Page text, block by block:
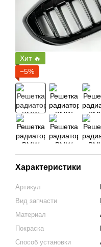
Хит 🔥
−5%
Характеристики
Артикул
Вид запчасти
Материал
Покраска
Способ установки